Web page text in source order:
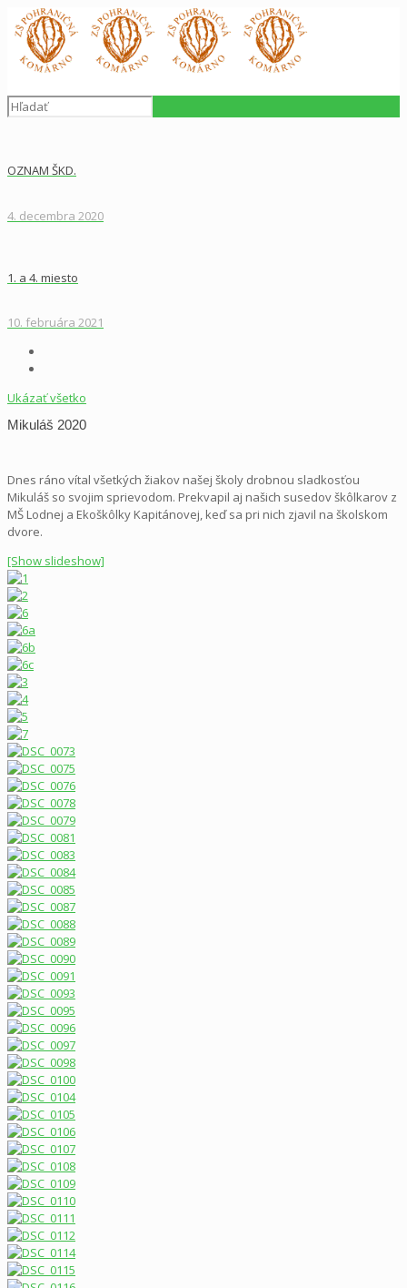
OZNAM ŠKD.
4. decembra 2020
1. a 4. miesto
10. februára 2021
Ukázať všetko
Mikuláš 2020
Dnes ráno vítal všetkých žiakov našej školy drobnou sladkosťou
Mikuláš so svojim sprievodom. Prekvapil aj našich susedov škôlkarov z
MŠ Lodnej a Ekoškôlky Kapitánovej, keď sa pri nich zjavil na školskom
dvore.
[Show slideshow]